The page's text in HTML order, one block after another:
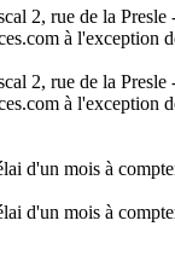
2, rue de la
à l'exception
2, rue de la
à l'exception
d'un mois à
d'un mois à